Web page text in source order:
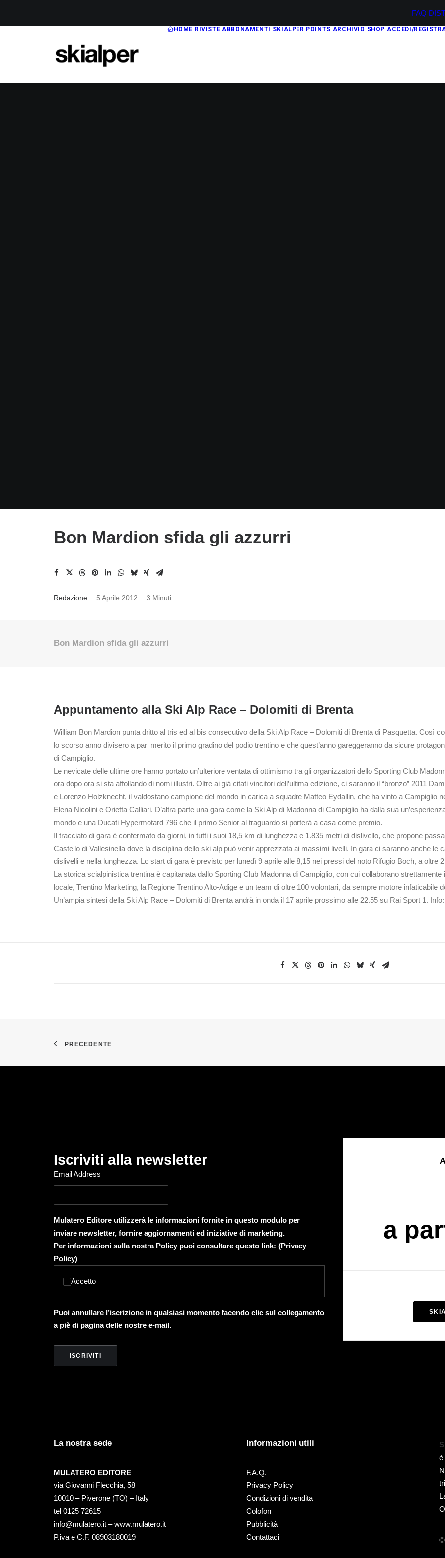
FAQ
HOME RIVISTE ABBONAMENTI SKIALPER POINTS ARCHIVIO SHOP ACCEDI/
Bon Mardion sfida gli azzurri
Redazione 5 Aprile 2012 3 Minuti
Bon Mardion sfida gli azzurri
Appuntamento alla Ski Alp Race – Dolomiti di Brenta
William Bon Mardion punta dritto al tris ed al bis consecutivo della Ski Alp Race – Dolomiti di Brenta di Pasquetta. Così
lo scorso anno divisero a pari merito il primo gradino del podio trentino e che quest’anno gareggeranno da sicure
di Campiglio.
Le nevicate delle ultime ore hanno portato un’ulteriore ventata di ottimismo tra gli organizzatori dello Sporting Club
ora dopo ora si sta affollando di nomi illustri. Oltre ai già citati vincitori dell’ultima edizione, ci saranno il “bronzo” 2011
e Lorenzo Holzknecht, il valdostano campione del mondo in carica a squadre Matteo Eydallin, che ha vinto a Campiglio
Elena Nicolini e Orietta Calliari. D’altra parte una gara come la Ski Alp di Madonna di Campiglio ha dalla sua
mondo e una Ducati Hypermotard 796 che il primo Senior al traguardo si porterà a casa come premio.
Il tracciato di gara è confermato da giorni, in tutti i suoi 18,5 km di lunghezza e 1.835 metri di dislivello, che propone
Castello di Vallesinella dove la disciplina dello ski alp può venir apprezzata ai massimi livelli. In gara ci saranno anche le
dislivelli e nella lunghezza. Lo start di gara è previsto per lunedì 9 aprile alle 8,15 nei pressi del noto Rifugio Boch, a oltre
La storica scialpinistica trentina è capitanata dallo Sporting Club Madonna di Campiglio, con cui collaborano
locale, Trentino Marketing, la Regione Trentino Alto-Adige e un team di oltre 100 volontari, da sempre motore infaticabile
Un’ampia sintesi della Ski Alp Race – Dolomiti di Brenta andrà in onda il 17 aprile prossimo alle 22.55 su Rai Sport 1.
PRECEDENTE
Iscriviti alla newsletter
Email Address
Mulatero Editore utilizzerà le informazioni fornite in questo modulo per
inviare newsletter, fornire aggiornamenti ed iniziative di marketing.
Per informazioni sulla nostra Policy puoi consultare questo link: (Privacy
Policy)
Accetto
Puoi annullare l’iscrizione in qualsiasi momento facendo clic sul collegamento
a piè di pagina delle nostre e-mail.
a
La nostra sede
MULATERO EDITORE
via Giovanni Flecchia, 58
10010 – Piverone (TO) – Italy
tel ‭0125 72615‬
info@mulatero.it –www.mulatero.it
P.iva e C.F. 08903180019
Informazioni utili
F.A.Q.
Privacy Policy
Condizioni di vendita
Colofon
Pubblicità
Contattaci
è
©